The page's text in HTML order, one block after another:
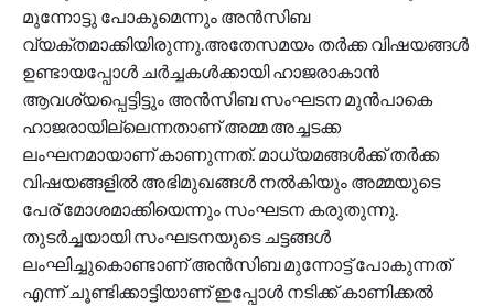
മുന്നോട്ടു പോകുമെന്നും അൻസിബ
വ്യക്തമാക്കിയിരുന്നു.അതേസമയം തര്‍ക്ക വിഷയങ്ങള്‍
ഉണ്ടായപ്പോള്‍ ചര്‍ച്ചകള്‍ക്കായി ഹാജരാകാന്‍
ആവശ്യപ്പെട്ടിട്ടും അന്‍സിബ സംഘടന മുന്‍പാകെ
ഹാജരായില്ലെന്നതാണ് അമ്മ അച്ചടക്ക
ലംഘനമായാണ് കാണുന്നത്. മാധ്യമങ്ങള്‍ക്ക് തര്‍ക്ക
വിഷയങ്ങളില്‍ അഭിമുഖങ്ങള്‍ നല്‍കിയും അമ്മയുടെ
പേര് മോശമാക്കിയെന്നും സംഘടന കരുതുന്നു.
തുടര്‍ച്ചയായി സംഘടനയുടെ ചട്ടങ്ങള്‍
ലംഘിച്ചുകൊണ്ടാണ് അന്‍സിബ മുന്നോട്ട് പോകുന്നത്
എന്ന് ചൂണ്ടിക്കാട്ടിയാണ് ഇപ്പോള്‍ നടിക്ക് കാണിക്കല്‍